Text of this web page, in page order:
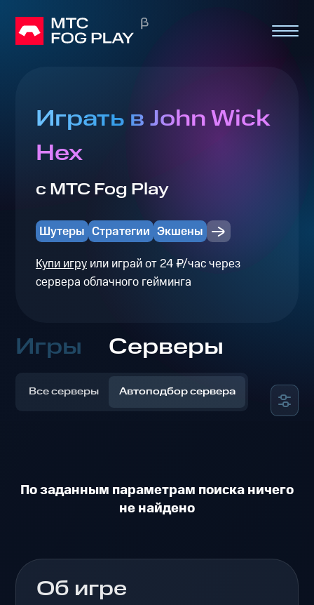
Играть в John Wick
Hex
с МТС Fog Play
Шутеры Стратегии Экшены
Купи игруили играй от 24 ₽/час через
сервера облачного гейминга
Игры Серверы
Все серверы Автоподбор сервера
По заданным параметрам поиска ничего
не найдено
Об игре